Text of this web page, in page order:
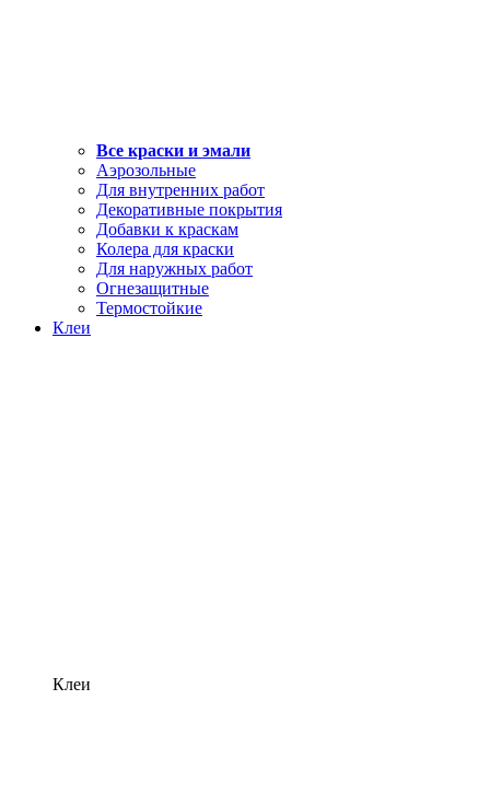
Все краски и эмали
Аэрозольные
Для внутренних работ
Декоративные покрытия
Добавки к краскам
Колера для краски
Для наружных работ
Огнезащитные
Термостойкие
Клеи
Клеи